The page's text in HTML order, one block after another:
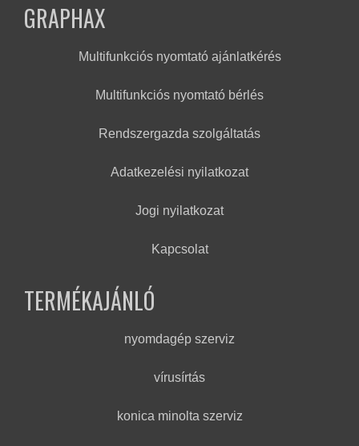
GRAPHAX
Multifunkciós nyomtató ajánlatkérés
Multifunkciós nyomtató bérlés
Rendszergazda szolgáltatás
Adatkezelési nyilatkozat
Jogi nyilatkozat
Kapcsolat
TERMÉKAJÁNLÓ
nyomdagép szerviz
vírusírtás
konica minolta szerviz